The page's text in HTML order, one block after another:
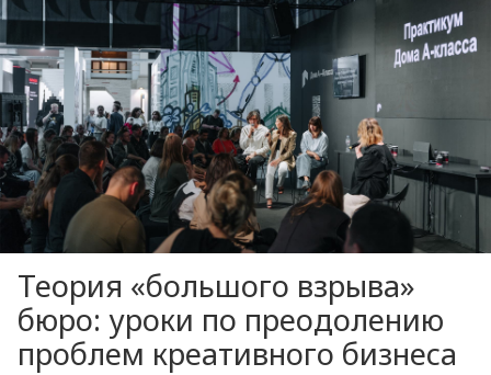
Теория «большого взрыва»
бюро: уроки по преодолению
проблем креативного бизнеса